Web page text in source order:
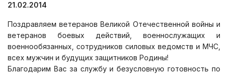
21.02.2014
Поздравляем ветеранов Великой Отечественной войны и
ветеранов боевых действий, военнослужащих и
военнообязанных, сотрудников силовых ведомств и МЧС,
всех мужчин и будущих защитников Родины!
Благодарим Вас за службу и безусловную готовность по